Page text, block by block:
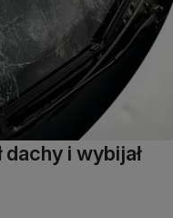
i wybijał